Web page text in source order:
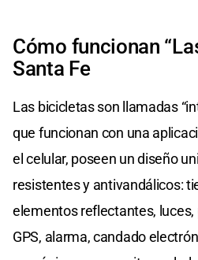
Cómo funcionan
Santa Fe
Las bicicletas son llamadas
que funcionan con una
el celular, poseen un diseño
resistentes y antivandálicos:
elementos reflectantes, luces,
GPS, alarma, candado